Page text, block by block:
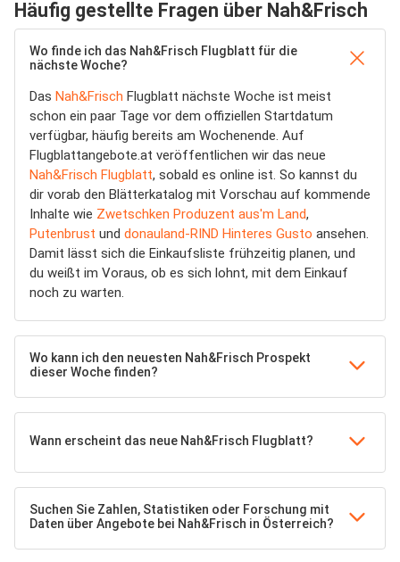
Häufig gestellte Fragen über Nah&Frisch
Wo finde ich das Nah&Frisch Flugblatt für die
nächste Woche?
Das Nah&Frisch Flugblatt nächste Woche ist meist
schon ein paar Tage vor dem offiziellen Startdatum
verfügbar, häufig bereits am Wochenende. Auf
Flugblattangebote.at veröffentlichen wir das neue
Nah&Frisch Flugblatt, sobald es online ist. So kannst du
dir vorab den Blätterkatalog mit Vorschau auf kommende
Inhalte wie Zwetschken Produzent aus'm Land,
Putenbrust und donauland-RIND Hinteres Gusto ansehen.
Damit lässt sich die Einkaufsliste frühzeitig planen, und
du weißt im Voraus, ob es sich lohnt, mit dem Einkauf
noch zu warten.
Wo kann ich den neuesten Nah&Frisch Prospekt
dieser Woche finden?
Wann erscheint das neue Nah&Frisch Flugblatt?
Suchen Sie Zahlen, Statistiken oder Forschung mit
Daten über Angebote bei Nah&Frisch in Österreich?